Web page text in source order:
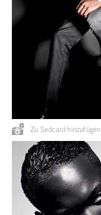
Zu Sedcard hinzufügen